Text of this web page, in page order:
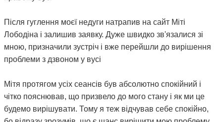
Після гуглення моєї недуги натрапив на сайт Міті
Лободіна і залишив заявку. Дуже швидко зв'язалися зі
мною, призначили зустріч і вже перейшли до вирішення
проблеми з дзвоном у вусі
Мітя протягом усіх сеансів був абсолютно спокійний і
чітко пояснював, що призвело до мого стану і як ми це
будемо вирішувати. Тому я теж відчував себе спокійно,